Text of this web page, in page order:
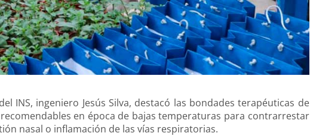
INS, ingeniero Jesús Silva, destacó las bondades terapéuticas de
en época de bajas temperaturas para contrarrestar
nasal o inflamación de las vías respiratorias.